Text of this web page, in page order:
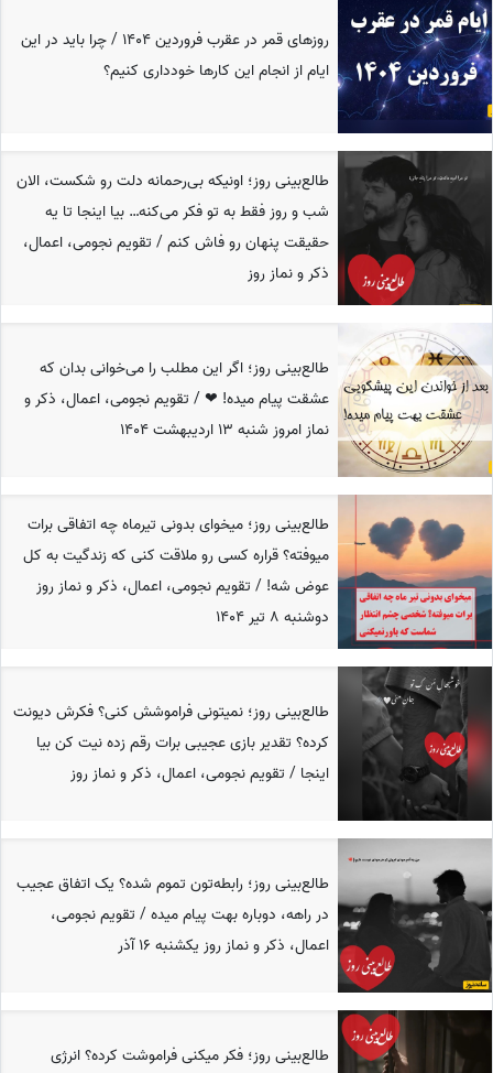
روزهای قمر در عقرب فروردین 1404 / چرا باید در این
ایام از انجام این کارها خودداری کنیم؟
طالع‌بینی روز؛ اونیکه بی‌رحمانه دلت رو شکست، الان
شب و روز فقط به تو فکر می‌کنه… بیا اینجا تا یه
حقیقت پنهان رو فاش کنم / تقویم نجومی، اعمال،
ذکر و نماز روز
طالع‌بینی روز؛ اگر این مطلب را می‌خوانی بدان که
عشقت پیام میده! ❤ / تقویم نجومی، اعمال، ذکر و
نماز امروز شنبه 13 اردیبهشت 1404
طالع‌بینی روز؛ میخوای بدونی تیرماه چه اتفاقی برات
میوفته؟ قراره کسی رو ملاقت کنی که زندگیت به کل
عوض شه! / تقویم نجومی، اعمال، ذکر و نماز روز
دوشنبه 8 تیر 1404
طالع‌بینی روز؛ نمیتونی فراموشش کنی؟ فکرش دیونت
کرده؟ تقدیر بازی عجیبی برات رقم زده نیت کن بیا
اینجا / تقویم نجومی، اعمال، ذکر و نماز روز
طالع‌بینی روز؛ رابطه‌تون تموم شده؟ یک اتفاق عجیب
در راهه، دوباره بهت پیام میده / تقویم نجومی،
اعمال، ذکر و نماز روز یکشنبه 16 آذر
طالع‌بینی روز؛ فکر میکنی فراموشت کرده؟ انرژی